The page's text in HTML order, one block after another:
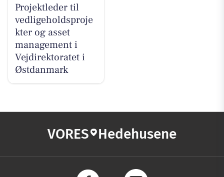
Projektleder til
vedligeholdsproje
kter og asset
management i
Vejdirektoratet i
Østdanmark
VORES Hedehusene